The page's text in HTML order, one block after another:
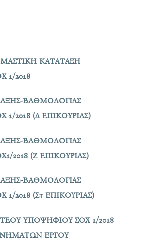
ΚΑΤΑΤΑΞΗ
1/2018
ΒΑΘΜΟΛΟΓΙΑΣ
2018 (Δ ΕΠΙΚΟΥΡΙΑΣ)
ΒΑΘΜΟΛΟΓΙΑΣ
2018 (Ζ ΕΠΙΚΟΥΡΙΑΣ)
ΒΑΘΜΟΛΟΓΙΑΣ
2018 (Στ ΕΠΙΚΟΥΡΙΑΣ)
ΥΠΟΨΗΦΙΟΥ ΣΟΧ 1/2018
ΕΡΓΟΥ